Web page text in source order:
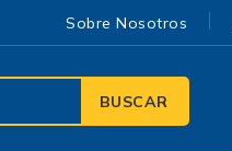
Sobre Nosotros
BUSCAR